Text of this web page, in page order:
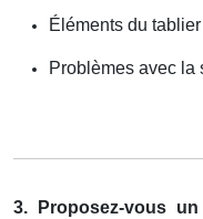
Éléments du
Problèmes avec la
3. Proposez-vous